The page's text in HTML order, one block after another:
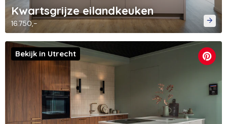
Kwartsgrijze eilandkeuken
16.750,-
Bekijk in Utrecht